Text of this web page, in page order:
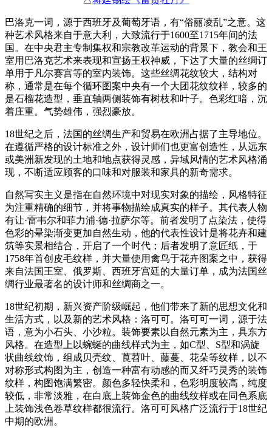
巴洛克一词，源于西班牙及葡萄牙语，有“俗丽凌乱”之意。这
种艺术风格来自于意大利，大致流行于1600至1715年间的法
国。在中央君主专制集权和宗教改革运动的背景下，教会和王
室用巴洛克艺术来表现和宣扬王权神威，下达了大量的丝绸订
单用于凡尔赛宫等的室内装饰。这些丝绸花纹较大，结构对
称，通常是在每个循环图案中央有一个大团花纹纹样，较多的
是石榴花造型，垂直轴两侧装饰有树枝和叶子。色彩红暗，沉
着庄重。气势雄伟，强烈豪放。
18世纪之后，法国的丝绸生产和贸易在欧洲占据了主导地位。
在遵循严格的设计标准之外，设计师们也更富创造性，从远东
或美洲新发现的土地和地点获得灵感，异域风情的艺术风格涌
现，不断适应顾客的口味和对服装和家具的新奇需求。
自然写实主义是指在自然环境中对现实对象的描绘，风格特征
为注重精确的细节，并将事物描绘成真实的样子。其代表人物
有让·雷韦尔和菲力浦·德·拉萨尔等。前者发明了点染法，使得
色彩的晕染渐变更加自然生动，他的代表性设计是将花卉和建
筑等实景相结合，开启了一个时代；后者发明了意匠纸，于
1758年首创皮毛纹样，并大量使用禽鸟于花卉图案之中，获得
来自法国王室、俄罗斯、西班牙宫廷的大量订单，成为法国丝
绸行业最著名的设计师和丝绸商之一。
18世纪初期，新兴资产阶级崛起，他们带来了新的思想文化和
生活方式，以及新的艺术风格：洛可可。洛可可一词，源于法
语，意为小石头、小沙粒。装饰要素以自然元素为主，具东方
风格。在造型上以蜿蜒的曲线样式为主，如C型、S型和涡旋
状曲线纹饰，组成贝壳纹、莨苕叶、藤蔓、花朵等纹样，以不
对称形式构图为主，创造一种富有动感的而又纤巧灵秀的装饰
纹样，构图饱满繁密。颜色多轻快柔和，色彩明度较高，纯度
较低，非常淡雅，在白底上装饰金色的曲线纹样或在同色系底
上装饰浅色卷草纹样都很流行。洛可可风格广泛流行于18世纪
中期的欧洲。